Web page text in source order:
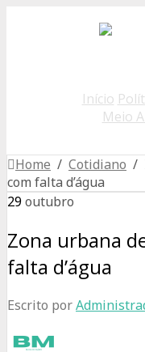
Início
Meio
Home / Cotidiano /
com falta d’água
29outubro
Zona urbana
falta d’água
Escrito por